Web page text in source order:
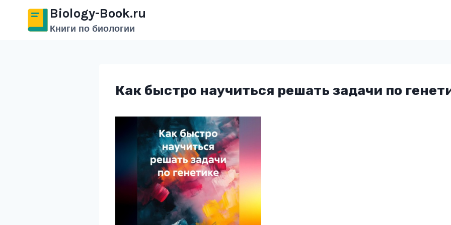
Перейти
содержимому
Biology-Book.ru
Книги по биологии
Как быстро научиться решать задачи по